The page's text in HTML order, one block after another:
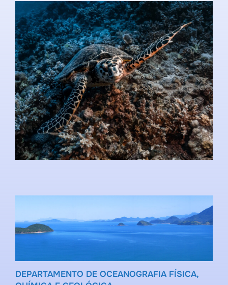
DEPARTAMENTO DE OCEANOGRAFIA FÍSICA,